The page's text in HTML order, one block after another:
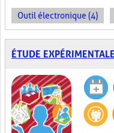
Outil électronique (4)
ÉTUDE EXPÉRIMENTALE